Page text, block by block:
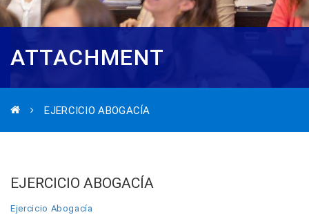
ATTACHMENT
EJERCICIO ABOGACÍA
EJERCICIO ABOGACÍA
Ejercicio Abogacía